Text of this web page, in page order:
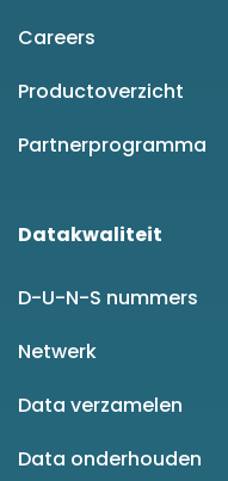
Careers
Productoverzicht
Partnerprogramma
Datakwaliteit
D-U-N-S nummers
Netwerk
Data verzamelen
Data onderhouden